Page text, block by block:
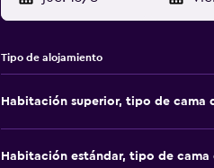
Tipo de alojamiento
Habitación superior, tipo de cama
Habitación estándar, tipo de cama